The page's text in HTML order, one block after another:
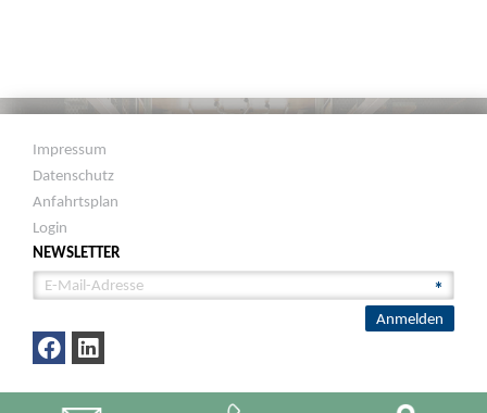
Impressum
Datenschutz
Anfahrtsplan
Login
NEWSLETTER